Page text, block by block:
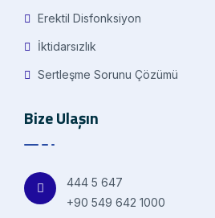
Erektil Disfonksiyon
İktidarsızlık
Sertleşme Sorunu Çözümü
Bize Ulaşın
444 5 647
+90 549 642 1000